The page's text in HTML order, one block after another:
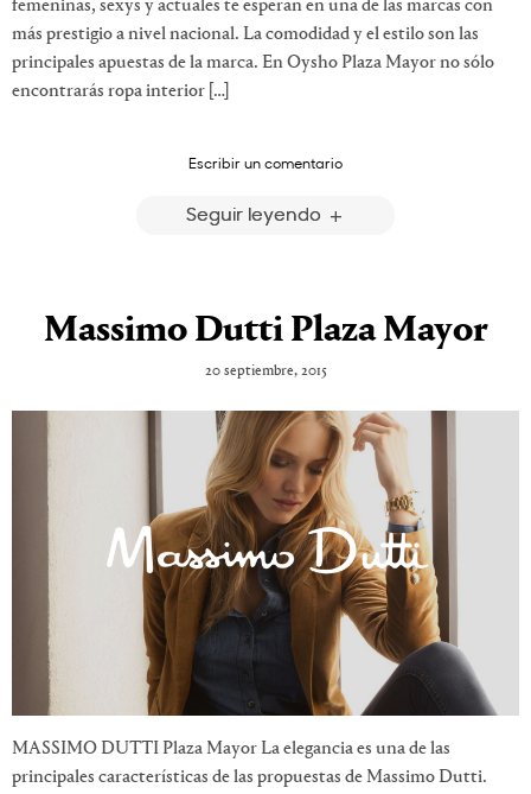
femeninas, sexys y actuales te esperan en una de las marcas con
más prestigio a nivel nacional. La comodidad y el estilo son las
principales apuestas de la marca. En Oysho Plaza Mayor no sólo
encontrarás ropa interior […]
Escribir un comentario
Seguir leyendo
Massimo Dutti Plaza Mayor
20 septiembre, 2015
MASSIMO DUTTI Plaza Mayor La elegancia es una de las
principales características de las propuestas de Massimo Dutti.